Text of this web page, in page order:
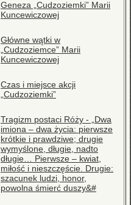
Geneza „Cudzoziemki” Marii
Kuncewiczowej
Główne wątki w
„Cudzoziemce” Marii
Kuncewiczowej
Czas i miejsce akcji
„Cudzoziemki”
Tragizm postaci Róży - „Dwa
imiona – dwa życia: pierwsze
krótkie i prawdziwe; drugie
wymyślone, długie, nadto
długie… Pierwsze – kwiat,
miłość i nieszczęście. Drugie:
szacunek ludzi, honor,
powolna śmierć duszy&#